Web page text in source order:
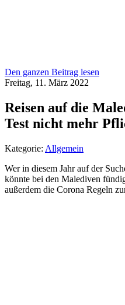
Den ganzen Beitrag lesen
Freitag, 11. März 2022
Reisen auf die
Test nicht mehr
Kategorie: Allgemein
Wer in diesem Jahr auf der
könnte bei den Malediven
außerdem die Corona Regeln